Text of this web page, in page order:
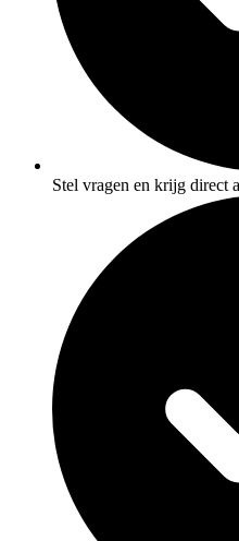
Stel vragen en krijg direct